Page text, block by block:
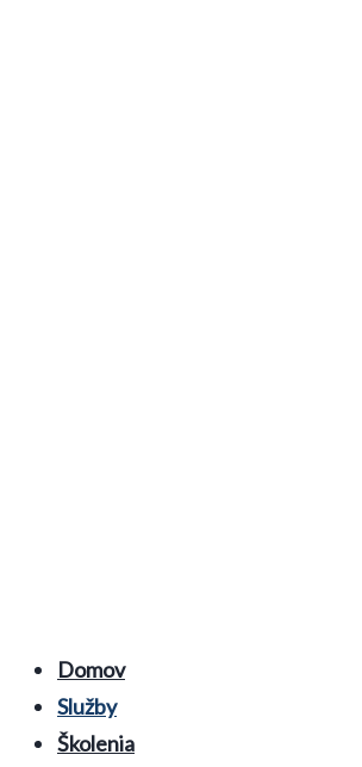
Domov
Služby
Školenia